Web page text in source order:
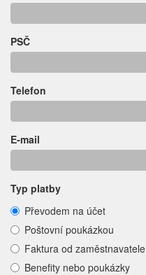
PSČ
Telefon
E-mail
Typ platby
Převodem na účet
Poštovní poukázkou
Faktura od zaměstnavatele
Benefity nebo poukázky